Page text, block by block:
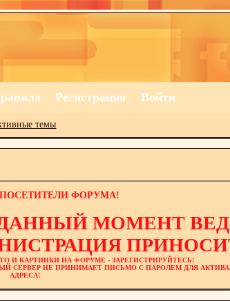
Регистрация Войти
темы
ФОРУМА!
МОМЕНТ
И КАРТИНКИ НА ФОРУМЕ - ЗАРЕГИСТРИРУЙТЕСЬ!
СЕРВЕР НЕ ПРИНИМАЕТ ПИСЬМО С ПАРОЛЕМ ДЛЯ
АДРЕСА!